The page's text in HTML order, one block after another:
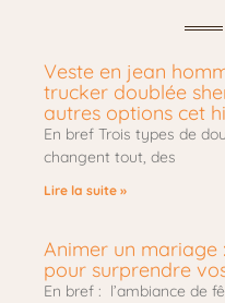
Veste en jean
trucker doublée
autres options cet
En bref Trois types de
changent tout, des
Lire la suite »
Animer un mariage
pour surprendre
En bref : l’ambiance de